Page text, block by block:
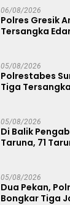
06/08/2026
Polres Gresik
Tersangka
05/08/2026
Polrestabes
Tiga
05/08/2026
Di Balik
Taruna, 71
05/08/2026
Dua Pekan,
Bongkar Tiga